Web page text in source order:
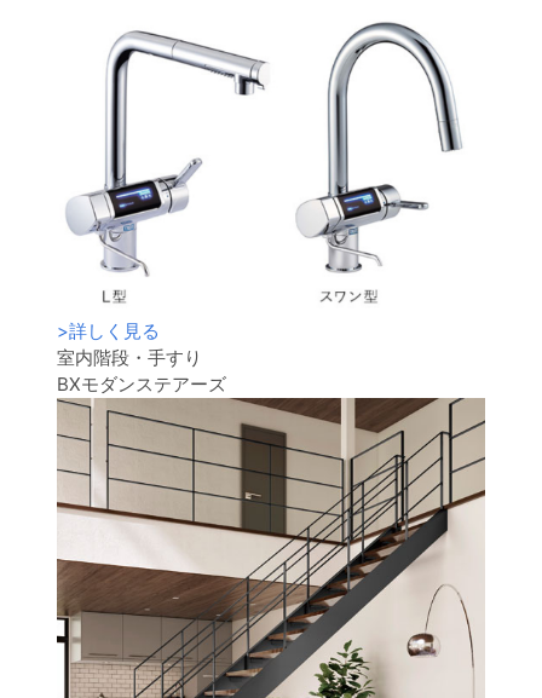
>詳しく見る
室内階段・手すり
BXモダンステアーズ